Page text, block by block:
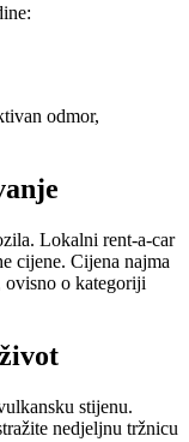
odmor,
Lokalni rent-a-car
cijene. Cijena najma
ovisno o kategoriji
stijenu.
nedjeljnu tržnicu